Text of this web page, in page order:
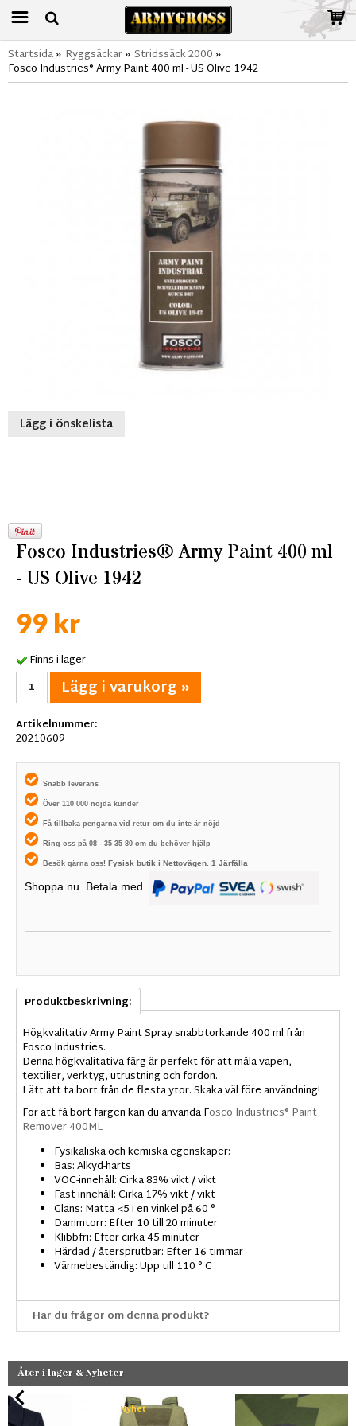
Startsida» Ryggsäckar» Stridssäck 2000»
Fosco Industries® Army Paint 400 ml - US Olive 1942
Lägg i önskelista
Fosco Industries® Army Paint 400 ml
- US Olive 1942
99 kr
Finns i lager
Lägg i varukorg »
Artikelnummer:
20210609
Snabb leverans
Över 110 000 nöjda kunder
Få tillbaka pengarna vid retur om du inte är nöjd
Ring oss på 08 - 35 35 80 om du behöver hjälp
Besök gärna oss! Fysisk butik i Nettovägen. 1 Järfälla
Shoppa nu. Betala med
Produktbeskrivning:
Högkvalitativ Army Paint Spray snabbtorkande 400 mlfrån
Fosco Industries.
Denna högkvalitativa färg är perfekt för att måla vapen,
textilier, verktyg, utrustning och fordon.
Lätt att ta bort från de flesta ytor. Skaka väl före användning!
För att få bort färgen kan du använda Fosco Industries® Paint
Remover 400ML
Fysikaliska och kemiska egenskaper:
Bas: Alkyd-harts
VOC-innehåll: Cirka 83% vikt / vikt
Fast innehåll: Cirka 17% vikt / vikt
Glans: Matta <5 i en vinkel på 60 °
Dammtorr: Efter 10 till 20 minuter
Klibbfri: Efter cirka 45 minuter
Härdad / återsprutbar: Efter 16 timmar
Värmebeständig: Upp till 110 ° C
Har du frågor om denna produkt?
Åter i lager & Nyheter
Nyhet